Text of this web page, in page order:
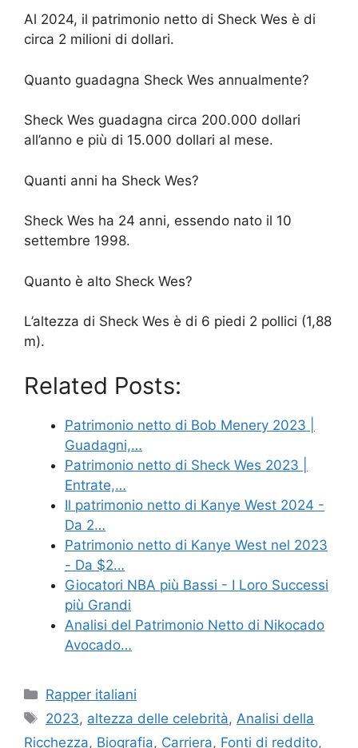
Al 2024, il patrimonio netto di Sheck Wes è di
circa 2 milioni di dollari.
Quanto guadagna Sheck Wes annualmente?
Sheck Wes guadagna circa 200.000 dollari
all’anno e più di 15.000 dollari al mese.
Quanti anni ha Sheck Wes?
Sheck Wes ha 24 anni, essendo nato il 10
settembre 1998.
Quanto è alto Sheck Wes?
L’altezza di Sheck Wes è di 6 piedi 2 pollici (1,88
m).
Related Posts:
Patrimonio netto di Bob Menery 2023 |
Guadagni,…
Patrimonio netto di Sheck Wes 2023 |
Entrate,…
Il patrimonio netto di Kanye West 2024 -
Da 2…
Patrimonio netto di Kanye West nel 2023
- Da $2…
Giocatori NBA più Bassi - I Loro Successi
più Grandi
Analisi del Patrimonio Netto di Nikocado
Avocado…
Categories
Rapper italiani
Tags
2023, altezza delle celebrità, Analisi della
Ricchezza, Biografia, Carriera, Fonti di reddito,